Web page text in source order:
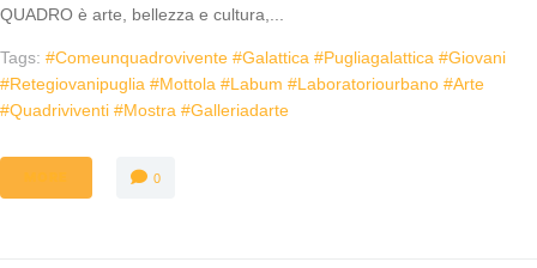
QUADRO è arte, bellezza e cultura,...
Tags: #comeunquadrovivente #galattica #pugliagalattica #giovani
#retegiovanipuglia #mottola #labum #laboratoriourbano #arte
#quadriviventi #mostra #galleriadarte
0